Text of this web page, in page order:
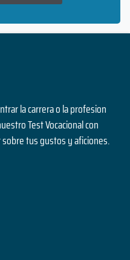
la carrera o la profesion
Test Vocacional con
tus gustos y aficiones.